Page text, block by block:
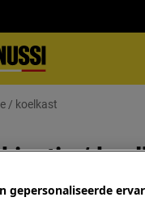
/ koelkast
/
gepersonaliseerde